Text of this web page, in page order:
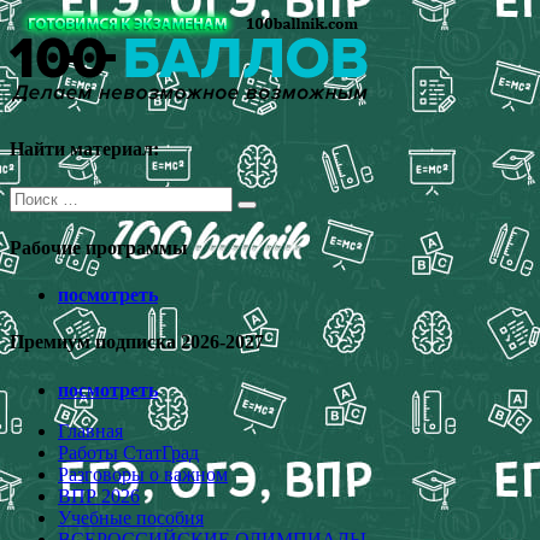
Перейти
к
содержимому
Найти материал:
Поиск
для:
Рабочие программы
посмотреть
Премиум подписка 2026-2027
посмотреть
Главная
Работы СтатГрад
Разговоры о важном
ВПР 2026
Учебные пособия